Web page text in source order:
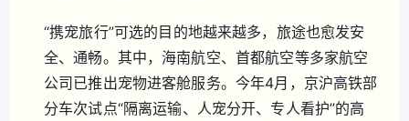
“携宠旅行”可选的目的地越来越多，旅途也愈发安
全、通畅。其中，海南航空、首都航空等多家航空
公司已推出宠物进客舱服务。今年4月，京沪高铁部
分车次试点“隔离运输、人宠分开、专人看护”的高